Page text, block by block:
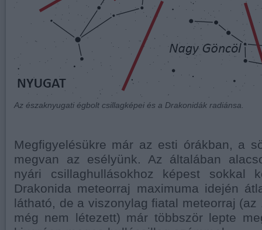
Az északnyugati égbolt csillagképei és a Drakonidák radiánsa.
Megfigyelésükre már az esti órákban, a
megvan az esélyünk. Az általában
nyári csillaghullásokhoz képest sokkal
Drakonida meteorraj maximuma idején
látható, de a viszonylag fiatal meteorraj (az
még nem létezett) már többször lepte